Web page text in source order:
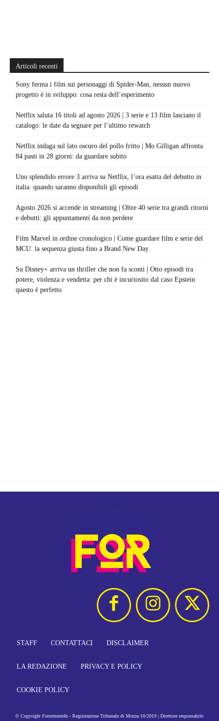
Articoli recenti
Sony ferma i film sui personaggi di Spider-Man, nessun nuovo
progetto è in sviluppo: cosa resta dell’esperimento
Netflix saluta 16 titoli ad agosto 2026 | 3 serie e 13 film lasciano il
catalogo: le date da segnare per l’ultimo rewatch
Netflix indaga sul lato oscuro del pollo fritto | Mo Gilligan affronta
84 pasti in 28 giorni: da guardare subito
Uno splendido errore 3 arriva su Netflix, l’ora esatta del debutto in
italia: quando saranno disponibili gli episodi
Agosto 2026 si accende in streaming | Oltre 40 serie tra grandi ritorni
e debutti: gli appuntamenti da non perdere
Film Marvel in ordine cronologico | Come guardare film e serie del
MCU: la sequenza giusta fino a Brand New Day
Su Disney+ arriva un thriller che non fa sconti | Otto episodi tra
potere, violenza e vendetta: per chi è incuriosito dal caso Epstein
questo è perfetto
STAFF CONTATTACI DISCLAIMER
LA REDAZIONE PRIVACY E POLICY
COOKIE POLICY
© Copyright FortementeIn - Registrazione Tribunale di Monza 10/2019 | Direttore responsabile: